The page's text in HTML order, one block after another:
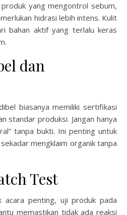
yang mengontrol sebum,
hidrasi lebih intens. Kulit
bahan aktif yang terlalu keras
dan
biasanya memiliki sertifikasi
standar produksi. Jangan hanya
tanpa bukti. Ini penting untuk
mengklaim organik tanpa
Test
acara penting, uji produk pada
memastikan tidak ada reaksi